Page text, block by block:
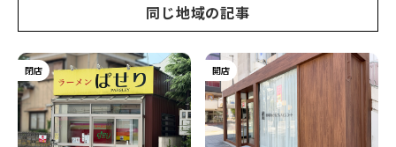
同じ地域の記事
閉店 開店